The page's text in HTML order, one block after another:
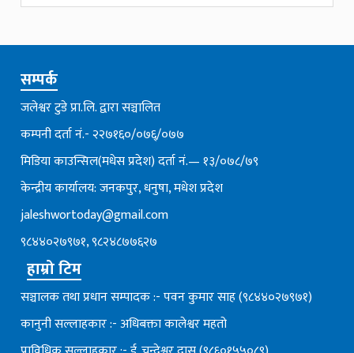
सम्पर्क
जलेश्वर टुडे प्रा.लि. द्वारा सञ्चालित
कम्पनी दर्ता नं.- २२७१६०/०७६्/०७७
मिडिया काउन्सिल(मधेस प्रदेश) दर्ता नं.— १३/०७८/७९
केन्द्रीय कार्यालय: जनकपुर, धनुषा, मधेश प्रदेश
jaleshwortoday@gmail.com
९८४४०२७९७१, ९८२४८७७६२७
हाम्रो टिम
सञ्चालक तथा प्रधान सम्पादक :- पवन कुमार साह (९८४४०२७९७१)
कानुनी सल्लाहकार :- अधिबक्ता कालेश्वर महतो